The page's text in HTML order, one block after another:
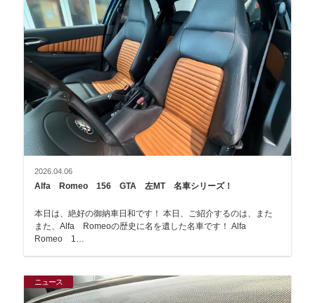
2026.04.06
Alfa Romeo 156 GTA 左MT 名車シリーズ！
本日は、絶好の御納車日和です！ 本日、ご紹介するのは、また
また、Alfa Romeoの歴史に名を遺した名車です！ Alfa
Romeo 1…
ニュース